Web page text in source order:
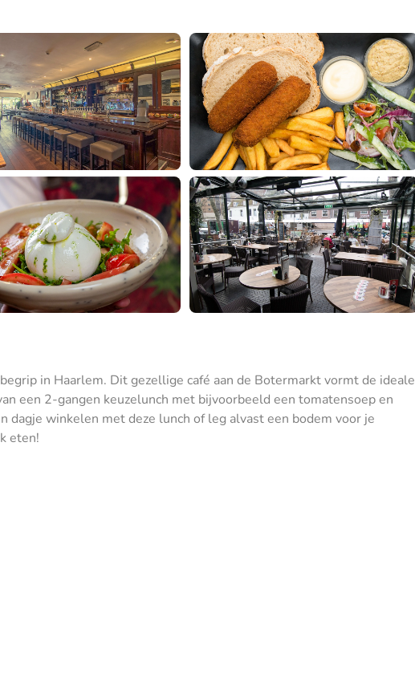
in Haarlem. Dit gezellige café aan de Botermarkt vormt de ideale
een 2-gangen keuzelunch met bijvoorbeeld een tomatensoep en
winkelen met deze lunch of leg alvast een bodem voor je
eten!